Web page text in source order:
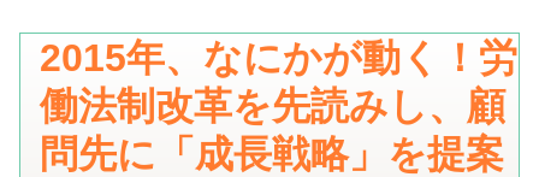
2015年、なにかが動く！労
働法制改革を先読みし、顧
問先に「成長戦略」を提案